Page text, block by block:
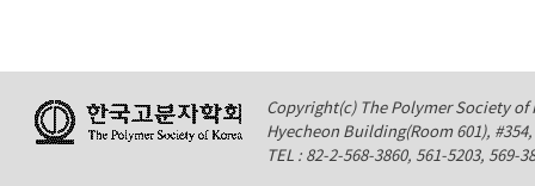
Copyright(c) The Polymer Society of
Hyecheon Building(Room 601),
TEL : 82-2-568-3860, 561-5203,